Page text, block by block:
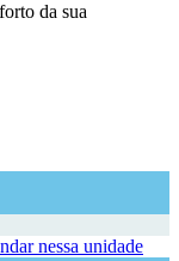
da sua
nessa unidade